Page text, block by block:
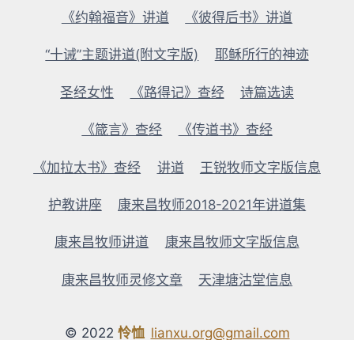
《约翰福音》讲道 《彼得后书》讲道
“十诫”主题讲道(附文字版) 耶稣所行的神迹
圣经女性 《路得记》查经 诗篇选读
《箴言》查经 《传道书》查经
《加拉太书》查经 讲道 王锐牧师文字版信息
护教讲座 康来昌牧师2018-2021年讲道集
康来昌牧师讲道 康来昌牧师文字版信息
康来昌牧师灵修文章 天津塘沽堂信息
© 2022 怜恤 lianxu.org@gmail.com